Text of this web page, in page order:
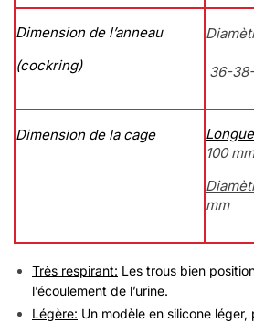
Dimension de l’anneau
(cockring)
36-
Dimension de la cage
100
mm
Très respirant: Les trous bien
l’écoulement de l’urine.
Légère: Un modèle en silicone